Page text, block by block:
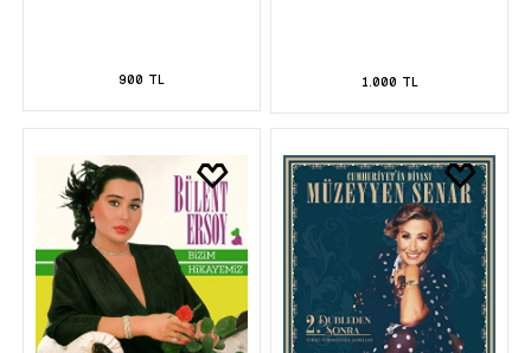
900 TL 1.000 TL